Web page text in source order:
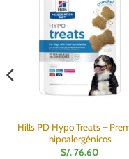
Hills PD Hypo Treats –
hipoalergénicos
S/.76.60